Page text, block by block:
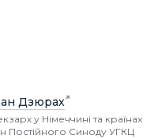
Дзюрах
у Німеччині та країнах
Постійного Синоду УГКЦ